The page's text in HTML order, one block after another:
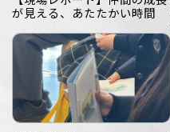
が見える、あたたかい時間